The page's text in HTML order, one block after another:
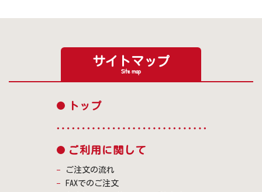
サイトマップ
Site map
トップ
ご利用に関して
ご注文の流れ
FAXでのご注文